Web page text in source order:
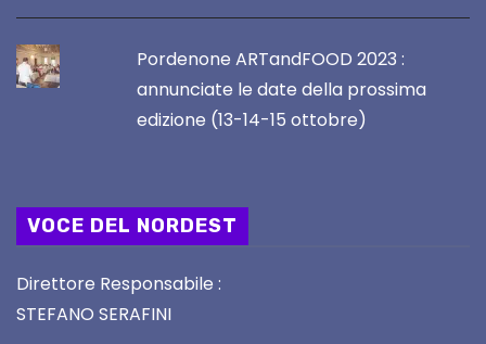
Pordenone ARTandFOOD 2023 :
annunciate le date della prossima
edizione (13-14-15 ottobre)
VOCE DEL NORDEST
Direttore Responsabile :
STEFANO SERAFINI